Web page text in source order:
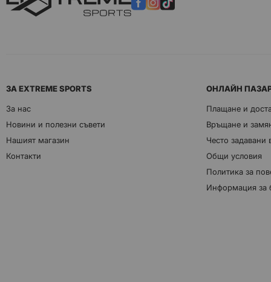
ЗА EXTREME SPORTS
За нас
Новини и полезни съвети
Нашият магазин
Контакти
ОНЛАЙН
Плащане и
Връщане и
Често задавани
Общи условия
Политика за
Информация за